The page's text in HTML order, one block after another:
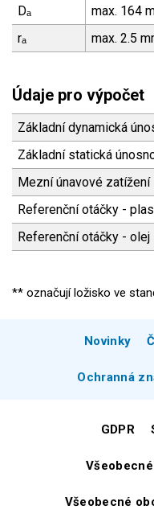
Dₐ
max. 164
rₐ
max. 2.5
Údaje pro výpočet
Základní dynamická
Základní statická
Mezní únavové zatížení
Referenční otáčky -
Referenční otáčky - olej
** označují ložisko ve
Novinky
Ochranná
GDPR
Všeobecné